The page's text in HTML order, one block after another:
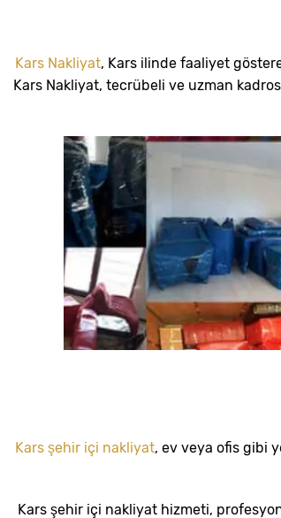
Kars Nakliyat, Kars ilinde faaliyet
Kars Nakliyat, tecrübeli ve uzman
Kars şehir içi nakliyat, ev veya ofis gibi
Kars şehir içi nakliyat hizmeti,